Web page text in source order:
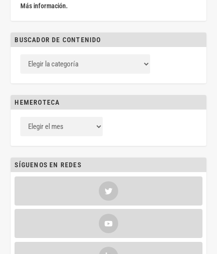
Más información.
BUSCADOR DE CONTENIDO
HEMEROTECA
SÍGUENOS EN REDES